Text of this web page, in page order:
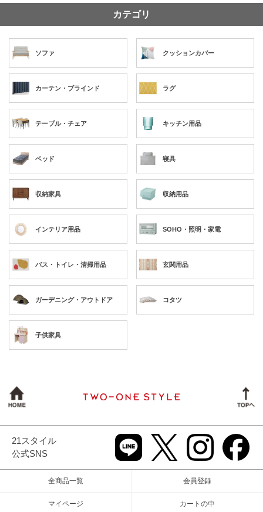
カテゴリ
ソファ クッションカバー
カーテン・ブラインド ラグ
テーブル・チェア キッチン用品
ベッド 寝具
収納家具 収納用品
インテリア用品 SOHO・照明・家電
バス・トイレ・清掃用品 玄関用品
ガーデニング・アウトドア コタツ
子供家具
21スタイル
公式SNS
全商品一覧 会員登録
マイページ カートの中